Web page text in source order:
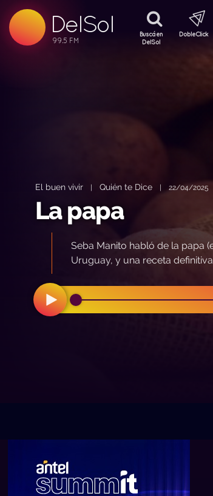
DelSol
99.5 FM
Buscá en
DelSol
DobleClick
El buen vivir| Quién te Dice | 22/04/2025
La papa
Seba Manito habló de la papa
Uruguay, y una receta